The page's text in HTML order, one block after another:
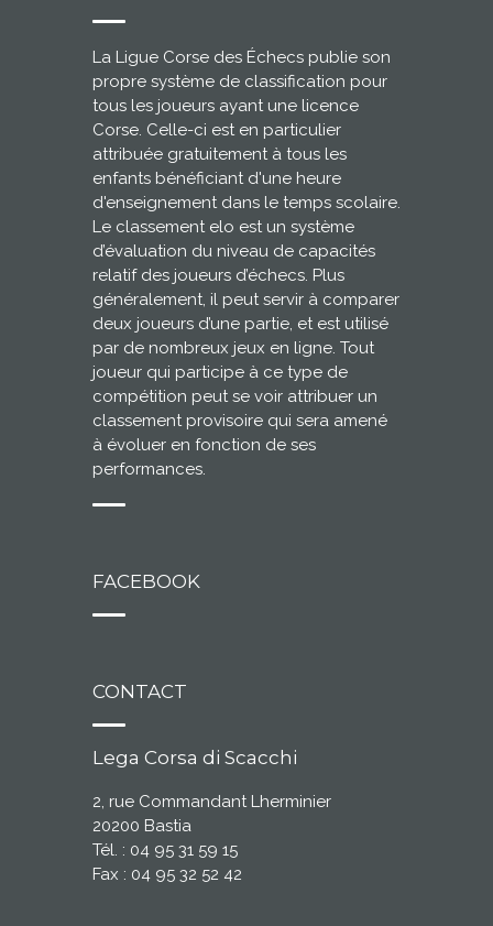
La Ligue Corse des Échecs publie son
propre système de classification pour
tous les joueurs ayant une licence
Corse. Celle-ci est en particulier
attribuée gratuitement à tous les
enfants bénéficiant d'une heure
d'enseignement dans le temps scolaire.
Le classement elo est un système
d’évaluation du niveau de capacités
relatif des joueurs d’échecs. Plus
généralement, il peut servir à comparer
deux joueurs d’une partie, et est utilisé
par de nombreux jeux en ligne. Tout
joueur qui participe à ce type de
compétition peut se voir attribuer un
classement provisoire qui sera amené
à évoluer en fonction de ses
performances.
FACEBOOK
CONTACT
Lega Corsa di Scacchi
2, rue Commandant Lherminier
20200 Bastia
Tél. : 04 95 31 59 15
Fax : 04 95 32 52 42